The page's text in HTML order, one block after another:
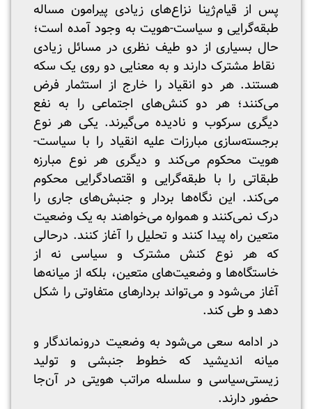
پس از قیام‌ژینا نزاع‌های زیادی پیرامون مساله
طبقه‌گرایی و سیاست-هویت به وجود آمده است؛
حال بسیاری از دو طیف نظری در مسائل زیادی
نقاط مشترک دارند ‌و به معنایی دو روی یک سکه
هستند. هر دو انقیاد را خارج از استثمار فرض
می‌کنند؛ هر دو کنش‌های اجتماعی را به نفع
دیگری سرکوب و نادیده می‌گیرند. یکی هر نوع
برجسته‌سازی مبارزات علیه انقیاد را با سیاست-
هویت محکوم می‌کند و دیگری هر نوع مبارزه
طبقاتی را با طبقه‌گرایی و اقتصادگرایی محکوم
می‌کند. این نگاه‌ها بردار و جنبش‌های جاری را
درک نمی‌کنند و همواره می‌خواهند به یک وضعیت
متعین راه پیدا کنند و تحلیل را آغاز کنند. درحالی
که هر نوع کنش مشترک و سیاسی نه از
خاستگاه‌ها و وضعیت‌های متعین، بلکه از میانه‌ها
آغاز می‌شود و می‌تواند بردار‌های متفاوتی را شکل
دهد و طی کند.
در ادامه سعی می‌شود به وضعیت درونماندگار و
میانه اندیشید که خطوط جنبشی و تولید
زیستی‌سیاسی و سلسله مراتب هویتی در آن‌جا
حضور دارند.